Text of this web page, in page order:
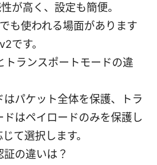
が高く、設定も簡便。
も使われる場面があります
です。
トランスポートモードの違
はパケット全体を保護、トラ
ドはペイロードのみを保護し
て選択します。
証の違いは？